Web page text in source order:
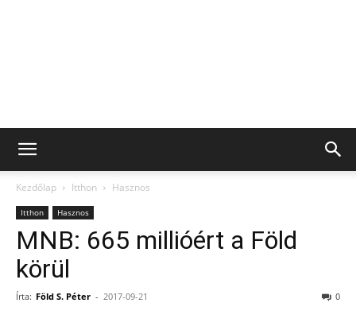
Kezdőlap Itthon Hasznos
Itthon Hasznos
MNB: 665 millióért a Föld
körül
Írta: Föld S. Péter - 2017-09-21 0